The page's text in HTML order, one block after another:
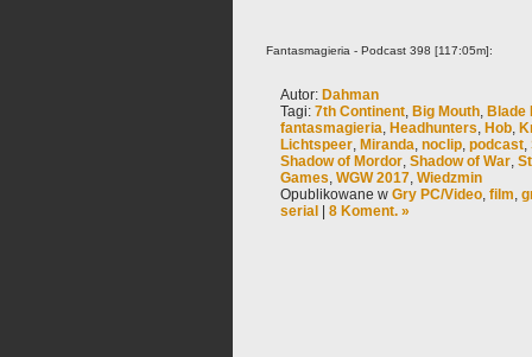
Fantasmagieria - Podcast 398 [117:05m]:
Autor: Dahman
Tagi: 7th Continent, Big Mouth, Blade
fantasmagieria, Headhunters, Hob,
Lichtspeer, Miranda, noclip, podcast,
Shadow of Mordor, Shadow of War,
Games, WGW 2017, Wiedzmin
Opublikowane w Gry PC/Video, film,
serial
8 Koment. »